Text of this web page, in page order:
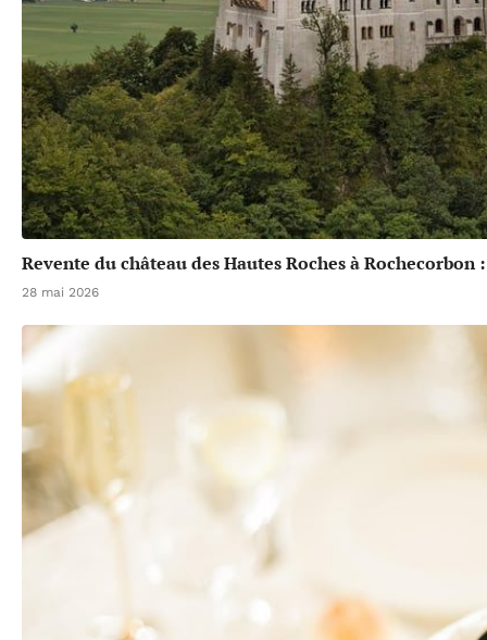
Revente du château des Hautes Roches à
28 mai 2026